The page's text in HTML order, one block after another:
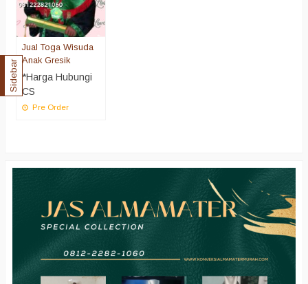
Jual Toga Wisuda
Anak Gresik
*Harga Hubungi
CS
Pre Order
Sidebar